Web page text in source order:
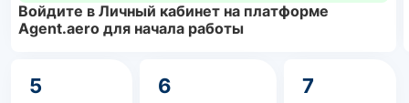
Войдите в Личный кабинет на платформе
Agent.aero для начала работы
5 6 7